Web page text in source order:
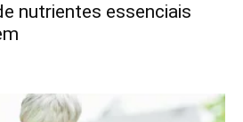
nutrientes essenciais